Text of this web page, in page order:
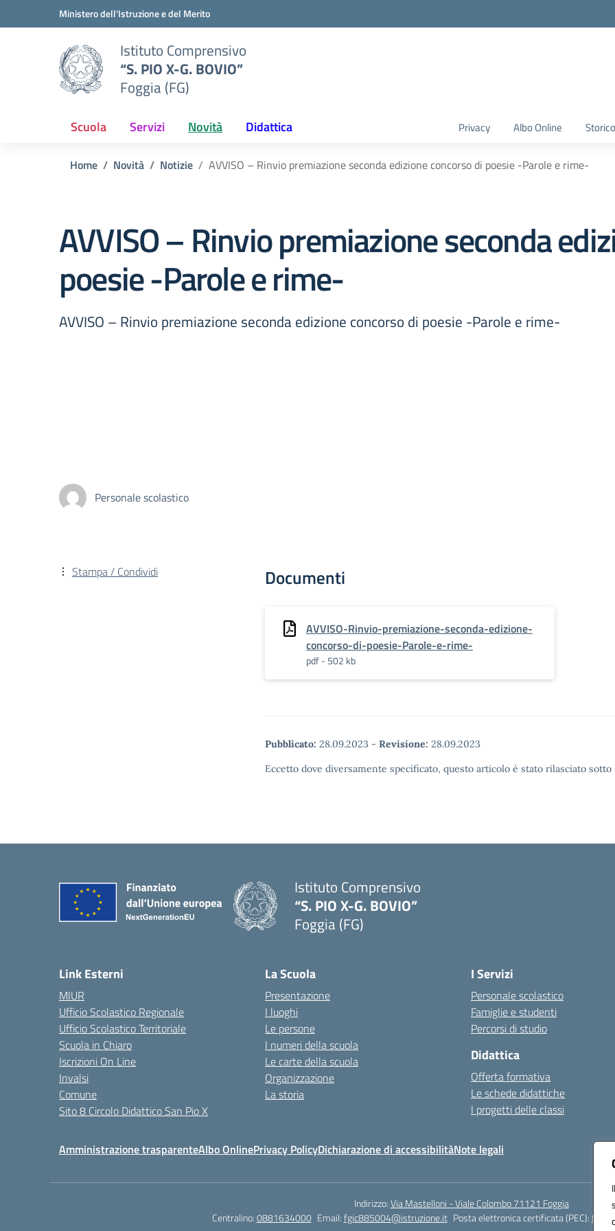
Vai ai contenuti
Vai al menu di navigazioneMinistero dell'Istruzione e del Merito
Istituto Comprensivo
“S. PIO X-G. BOVIO”
Foggia (FG)
Scuola Servizi Novità Didattica Privacy Albo Online
Home Novità Notizie AVVISO – Rinvio premiazione seconda edizione concorso di poesie -Parole e rime-
AVVISO – Rinvio premiazione seconda
poesie -Parole e rime-
AVVISO – Rinvio premiazione seconda edizione concorso di poesie -Parole e rime-
Personale scolastico
Documenti
AVVISO-Rinvio-premiazione-seconda-edizione-
concorso-di-poesie-Parole-e-rime-
pdf - 502 kb
Pubblicato: 28.09.2023 - Revisione: 28.09.2023
Eccetto dove diversamente specificato, questo articolo è stato rilasciato
Stampa / Condividi
Istituto Comprensivo
“S. PIO X-G. BOVIO”
Foggia (FG)
Link Esterni
MIUR
Ufficio Scolastico Regionale
Ufficio Scolastico Territoriale
Scuola in Chiaro
Iscrizioni On Line
Invalsi
Comune
Sito 8 Circolo Didattico San Pio X
La Scuola
Presentazione
I luoghi
Le persone
I numeri della scuola
Le carte della scuola
Organizzazione
La storia
I Servizi
Personale scolastico
Famiglie e studenti
Percorsi di studio
Didattica
Offerta formativa
Le schede didattiche
I progetti delle classi
Amministrazione trasparenteAlbo OnlinePrivacy PolicyDichiarazione di accessibilitàNote legali
Indirizzo:Via Mastelloni - Viale Colombo 71121 Foggia
Centralino:0881634000 Email:fgic885004@istruzione.it Posta elettronica certificata (PEC):